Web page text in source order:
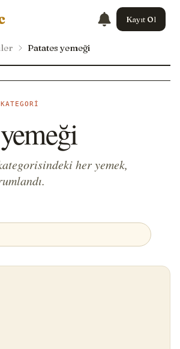
menu
Kayıt Ol
Patates yemeği
her yemek,